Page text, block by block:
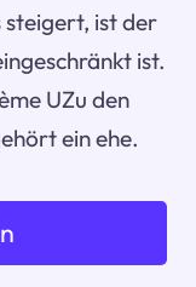
steigert, ist der
ist.
UZu den
ein ehe.